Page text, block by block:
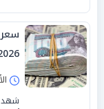
الأحد
شهد